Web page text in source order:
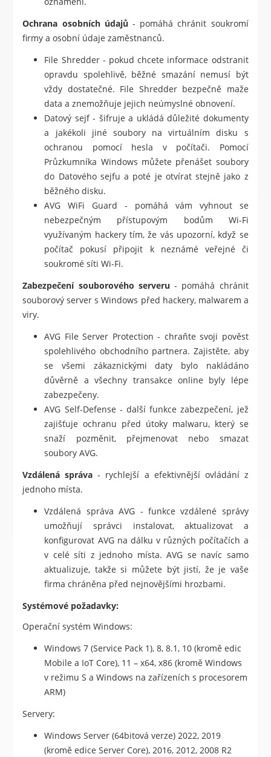
Ochrana osobních údajů - pomáhá chránit soukromí
firmy a osobní údaje zaměstnanců.
File Shredder - pokud chcete informace odstranit
opravdu spolehlivě, běžné smazání nemusí být
vždy dostatečné. File Shredder bezpečně maže
data a znemožňuje jejich neúmyslné obnovení.
Datový sejf - šifruje a ukládá důležité dokumenty
a jakékoli jiné soubory na virtuálním disku s
ochranou pomocí hesla v počítači. Pomocí
Průzkumníka Windows můžete přenášet soubory
do Datového sejfu a poté je otvírat stejně jako z
běžného disku.
AVG WiFi Guard - pomáhá vám vyhnout se
nebezpečným přístupovým bodům Wi-Fi
využívaným hackery tím, že vás upozorní, když se
počítač pokusí připojit k neznámé veřejné či
soukromé síti Wi-Fi.
Zabezpečení souborového serveru - pomáhá chránit
souborový server s Windows před hackery, malwarem a
viry.
AVG File Server Protection - chraňte svoji pověst
spolehlivého obchodního partnera. Zajistěte, aby
se všemi zákaznickými daty bylo nakládáno
důvěrně a všechny transakce online byly lépe
zabezpečeny.
AVG Self-Defense - další funkce zabezpečení, jež
zajišťuje ochranu před útoky malwaru, který se
snaží pozměnit, přejmenovat nebo smazat
soubory AVG.
Vzdálená správa - rychlejší a efektivnější ovládání z
jednoho místa.
Vzdálená správa AVG - funkce vzdálené správy
umožňují správci instalovat, aktualizovat a
konfigurovat AVG na dálku v různých počítačích a
v celé síti z jednoho místa. AVG se navíc samo
aktualizuje, takže si můžete být jistí, že je vaše
firma chráněna před nejnovějšími hrozbami.
Systémové požadavky:
Operační systém Windows:
Windows 7 (Service Pack 1), 8, 8.1, 10 (kromě edic
Mobile a IoT Core), 11 – x64, x86 (kromě Windows
v režimu S a Windows na zařízeních s procesorem
ARM)
Servery:
Windows Server (64bitová verze) 2022, 2019
(kromě edice Server Core), 2016, 2012, 2008 R2